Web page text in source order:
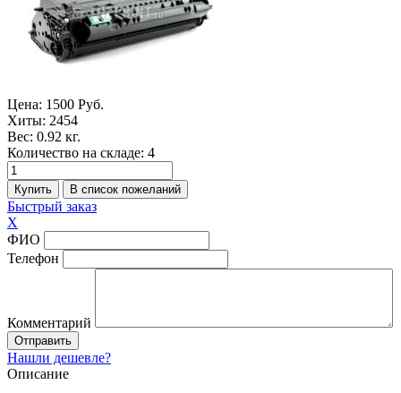
Цена: 1500 Руб.
Хиты: 2454
Вес: 0.92 кг.
Количество на складе: 4
Быстрый заказ
X
ФИО
Телефон
Комментарий
Нашли дешевле?
Описание